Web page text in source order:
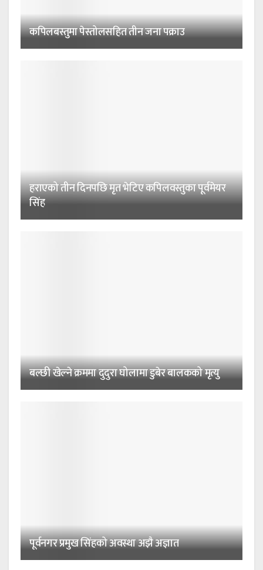
कपिलबस्तुमा पेस्तोलसहित तीन जना पक्राउ
हराएको तीन दिनपछि मृत भेटिए कपिलवस्तुका पूर्वमेयर
सिंह
बल्छी खेल्ने क्रममा दुदुरा घोलामा डुबेर बालकको मृत्यु
पूर्वनगर प्रमुख सिंहको अवस्था अझै अज्ञात